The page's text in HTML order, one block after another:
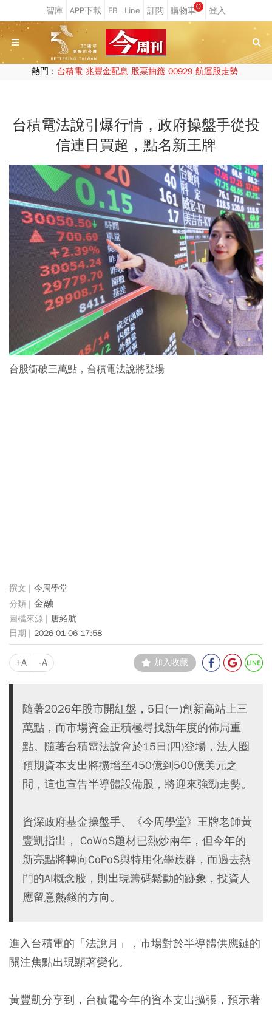
0
熱門： 台積電 兆豐金配息 股票抽籤 00929 航運股走勢
台積電法說引爆行情，政府操盤手從投
信連日買超，點名新王牌
台股衝破三萬點，台積電法說將登場
今周學堂
金融
唐紹航
2026-01-06 17:58
+A -A 加入收藏
隨著2026年股市開紅盤，5日(一)創新高站上三
萬點，而市場資金正積極尋找新年度的佈局重
點。隨著台積電法說會於15日(四)登場，法人圈
預期資本支出將擴增至450億到500億美元之
間，這也宣告半導體設備股，將迎來強勁走勢。
資深政府基金操盤手、《今周學堂》王牌老師黃
豐凱指出， CoWoS題材已熱炒兩年，但今年的
新亮點將轉向CoPoS與特用化學族群，而過去熱
門的AI概念股，則出現籌碼鬆動的跡象，投資人
應留意熱錢的方向。
進入台積電的「法說月」，市場對於半導體供應鏈的
關注焦點出現顯著變化。
黃豐凱分享到，台積電今年的資本支出擴張，預示著